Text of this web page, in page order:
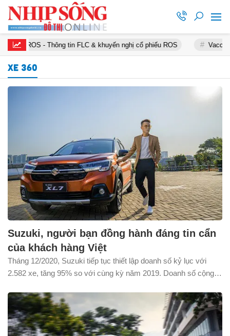
- Thông tin FLC & khuyến nghị cổ phiếu ROS Vaccine
XE 360
Suzuki, người bạn đồng hành đáng tin cẩn
của khách hàng Việt
Tháng 12/2020, Suzuki tiếp tục thiết lập doanh số kỷ lục với
2.582 xe, tăng 95% so với cùng kỳ năm 2019. Doanh số cộng
năm trước, lọt top 10 hãng ô tô được ưa chuộng nhất năm tại
Việt Nam. Đây là những con số thể hiện sự tin tưởng của khách
hàng dành cho Suzuki.